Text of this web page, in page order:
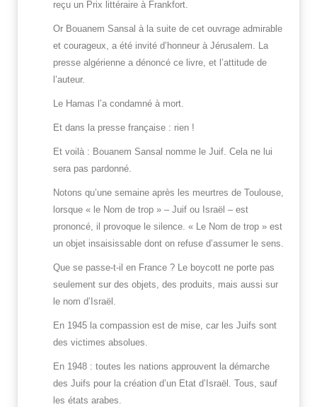
reçu un Prix littéraire à Frankfort.
Or Bouanem Sansal à la suite de cet ouvrage admirable
et courageux, a été invité d’honneur à Jérusalem. La
presse algérienne a dénoncé ce livre, et l’attitude de
l’auteur.
Le Hamas l’a condamné à mort.
Et dans la presse française : rien !
Et voilà : Bouanem Sansal nomme le Juif. Cela ne lui
sera pas pardonné.
Notons qu’une semaine après les meurtres de Toulouse,
lorsque « le Nom de trop » – Juif ou Israël – est
prononcé, il provoque le silence. « Le Nom de trop » est
un objet insaisissable dont on refuse d’assumer le sens.
Que se passe-t-il en France ? Le boycott ne porte pas
seulement sur des objets, des produits, mais aussi sur
le nom d’Israël.
En 1945 la compassion est de mise, car les Juifs sont
des victimes absolues.
En 1948 : toutes les nations approuvent la démarche
des Juifs pour la création d’un Etat d’Israël. Tous, sauf
les états arabes.